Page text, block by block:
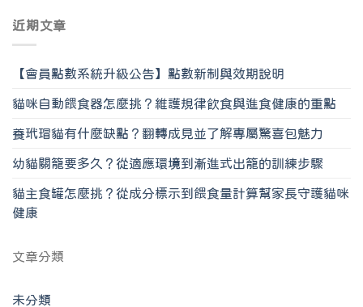
近期文章
【會員點數系統升級公告】點數新制與效期說明
貓咪自動餵食器怎麼挑？維護規律飲食與進食健康的重點
養玳瑁貓有什麼缺點？翻轉成見並了解專屬驚喜包魅力
幼貓關籠要多久？從適應環境到漸進式出籠的訓練步驟
貓主食罐怎麼挑？從成分標示到餵食量計算幫家長守護貓咪
健康
文章分類
未分類